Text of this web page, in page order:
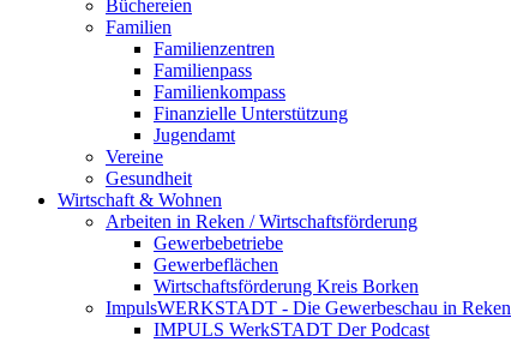
Büchereien
Familien
Familienzentren
Familienpass
Familienkompass
Finanzielle Unterstützung
Jugendamt
Vereine
Gesundheit
Wirtschaft & Wohnen
Arbeiten in Reken / Wirtschaftsförderung
Gewerbebetriebe
Gewerbeflächen
Wirtschaftsförderung Kreis Borken
ImpulsWERKSTADT - Die Gewerbeschau in Reken
IMPULS WerkSTADT Der Podcast